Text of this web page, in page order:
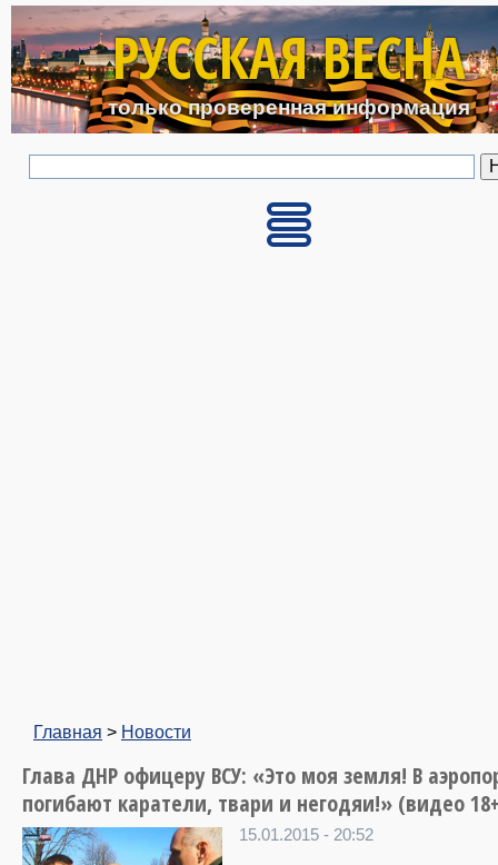
Перейти к основному
РУССКАЯ ВЕСНА
только проверенная информация
Главная > Новости
Глава ДНР офицеру ВСУ: «Это моя земля! В
погибают каратели, твари и негодяи!» (видео
15.01.2015 - 20:52